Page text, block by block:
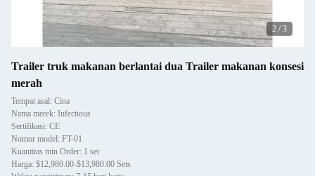
2 / 3
Trailer truk makanan berlantai dua Trailer makanan konsesi
merah
Tempat asal: Cina
Nama merek: Infectious
Sertifikasi: CE
Nomor model: FT-01
Kuantitas min Order: 1 set
Harga: $12,980.00-$13,980.00 Sets